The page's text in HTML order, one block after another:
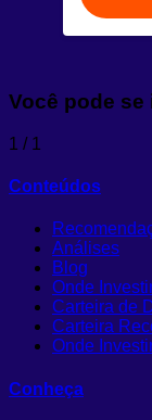
Você pode
1 / 1
Conteúdos
Análises
Blog
Onde
Carteira de
Carteira
Onde
Conheça